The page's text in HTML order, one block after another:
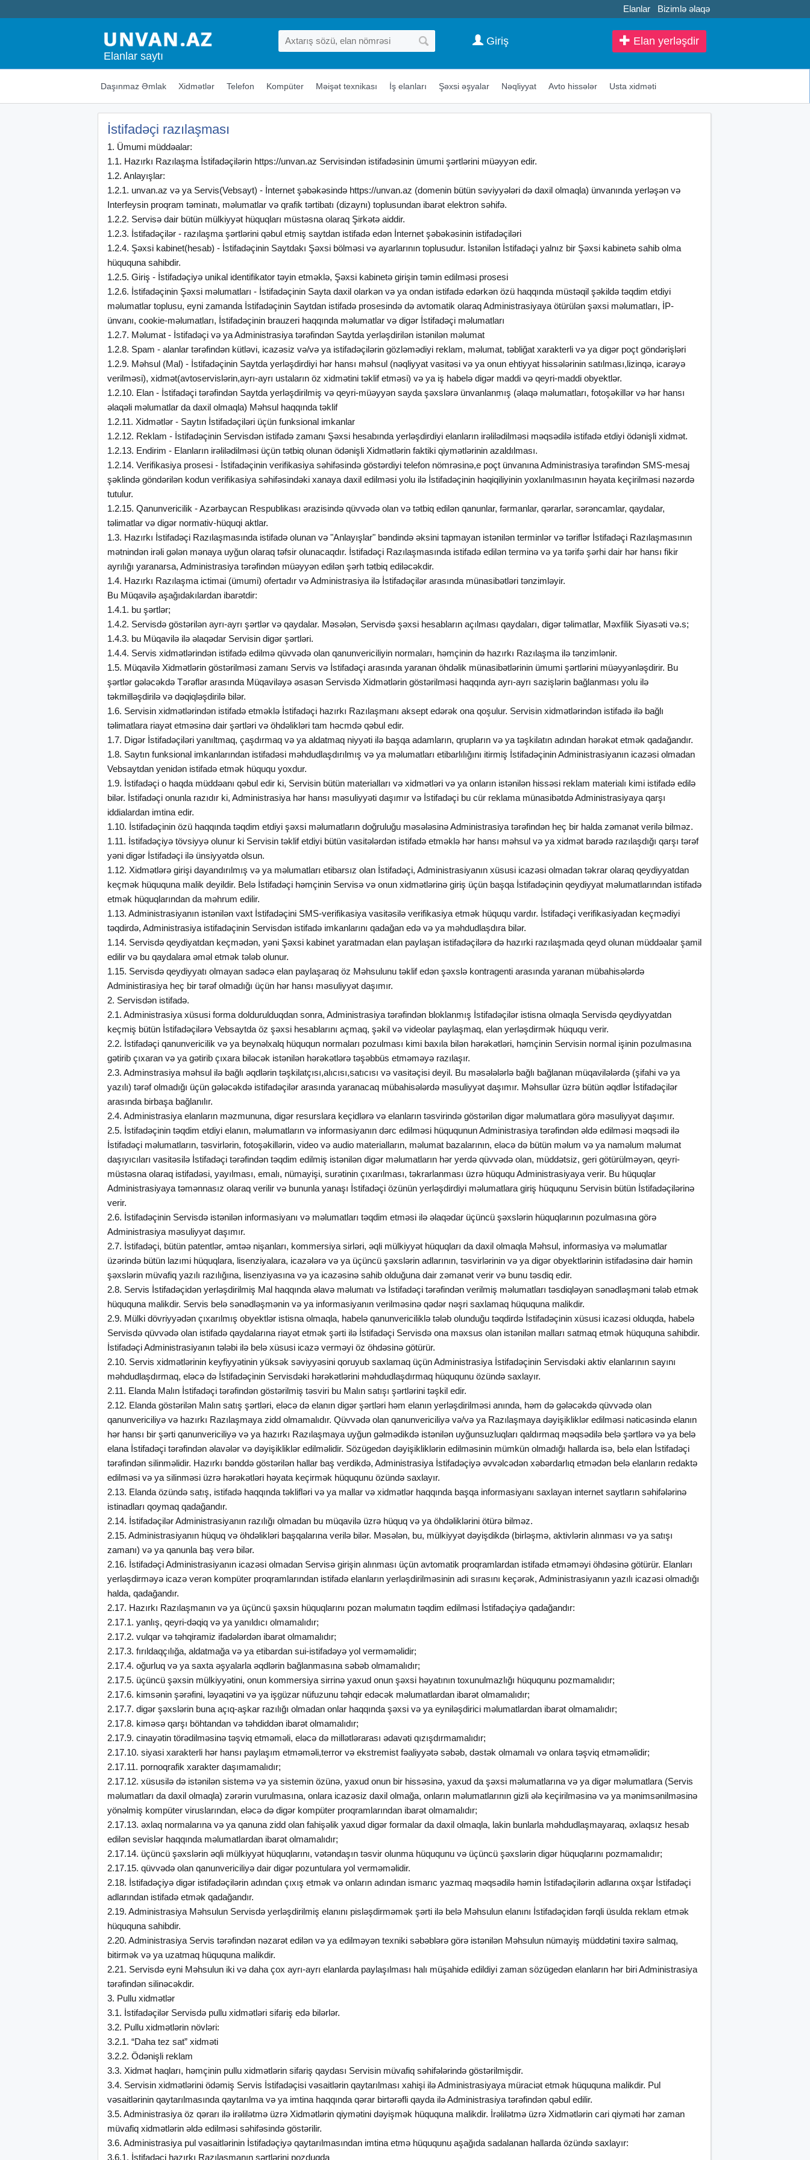
Elanlar Bizimlə əlaqə
Elanlar saytı
Elan yerləşdir
Giriş
Daşınmaz Əmlak Xidmətlər Telefon Kompüter Məişət texnikası İş elanları Şəxsi əşyalar Nəqliyyat Avto hissələr Usta xidməti
İstifadəçi razılaşması
1. Ümumi müddəalar:
1.1. Hazırkı Razılaşma İstifadəçilərin https://unvan.az Servisindən istifadəsinin ümumi şərtlərini müəyyən edir.
1.2. Anlayışlar:
1.2.1. unvan.az və ya Servis(Vebsayt) - İnternet şəbəkəsində https://unvan.az (domenin bütün səviyyələri də daxil olmaqla) ünvanında yerləşən və
Interfeysin proqram təminatı, məlumatlar və qrafik tərtibatı (dizaynı) toplusundan ibarət elektron səhifə.
1.2.2. Servisə dair bütün mülkiyyət hüquqları müstəsna olaraq Şirkətə aiddir.
1.2.3. İstifadəçilər - razılaşma şərtlərini qəbul etmiş saytdan istifadə edən İnternet şəbəkəsinin istifadəçiləri
1.2.4. Şəxsi kabinet(hesab) - İstifadəçinin Saytdakı Şəxsi bölməsi və ayarlarının toplusudur. İstənilən İstifadəçi yalnız bir Şəxsi kabinetə sahib olma
hüququna sahibdir.
1.2.5. Giriş - İstifadəçiyə unikal identifikator təyin etməklə, Şəxsi kabinetə girişin təmin edilməsi prosesi
1.2.6. İstifadəçinin Şəxsi məlumatları - İstifadəçinin Sayta daxil olarkən və ya ondan istifadə edərkən özü haqqında müstəqil şəkildə təqdim etdiyi
məlumatlar toplusu, eyni zamanda İstifadəçinin Saytdan istifadə prosesində də avtomatik olaraq Administrasiyaya ötürülən şəxsi məlumatları, İP-
ünvanı, cookie-məlumatları, İstifadəçinin brauzeri haqqında məlumatlar və digər İstifadəçi məlumatları
1.2.7. Məlumat - İstifadəçi və ya Administrasiya tərəfindən Saytda yerləşdirilən istənilən məlumat
1.2.8. Spam - alanlar tərəfindən kütləvi, icazəsiz və/və ya istifadəçilərin gözləmədiyi reklam, məlumat, təbliğat xarakterli və ya digər poçt göndərişləri
1.2.9. Məhsul (Mal) - İstifadəçinin Saytda yerləşdirdiyi hər hansı məhsul (nəqliyyat vasitəsi və ya onun ehtiyyat hissələrinin satılması,lizinqə, icarəyə
verilməsi), xidmət(avtoservislərin,ayrı-ayrı ustaların öz xidmətini təklif etməsi) və ya iş habelə digər maddi və qeyri-maddi obyektlər.
1.2.10. Elan - İstifadəçi tərəfindən Saytda yerləşdirilmiş və qeyri-müəyyən sayda şəxslərə ünvanlanmış (əlaqə məlumatları, fotoşəkillər və hər hansı
əlaqəli məlumatlar da daxil olmaqla) Məhsul haqqında təklif
1.2.11. Xidmətlər - Saytın İstifadəçiləri üçün funksional imkanlar
1.2.12. Reklam - İstifadəçinin Servisdən istifadə zamanı Şəxsi hesabında yerləşdirdiyi elanların irəlilədilməsi məqsədilə istifadə etdiyi ödənişli xidmət.
1.2.13. Endirim - Elanların irəlilədilməsi üçün tətbiq olunan ödənişli Xidmətlərin faktiki qiymətlərinin azaldılması.
1.2.14. Verifikasiya prosesi - İstifadəçinin verifikasiya səhifəsində göstərdiyi telefon nömrəsinə,e poçt ünvanına Administrasiya tərəfindən SMS-mesaj
şəklində göndərilən kodun verifikasiya səhifəsindəki xanaya daxil edilməsi yolu ilə İstifadəçinin həqiqiliyinin yoxlanılmasının həyata keçirilməsi nəzərdə
tutulur.
1.2.15. Qanunvericilik - Azərbaycan Respublikası ərazisində qüvvədə olan və tətbiq edilən qanunlar, fərmanlar, qərarlar, sərəncamlar, qaydalar,
təlimatlar və digər normativ-hüquqi aktlar.
1.3. Hazırkı İstifadəçi Razılaşmasında istifadə olunan və "Anlayışlar" bəndində əksini tapmayan istənilən terminlər və təriflər İstifadəçi Razılaşmasının
mətnindən irəli gələn mənaya uyğun olaraq təfsir olunacaqdır. İstifadəçi Razılaşmasında istifadə edilən terminə və ya tərifə şərhi dair hər hansı fikir
ayrılığı yaranarsa, Administrasiya tərəfindən müəyyən edilən şərh tətbiq ediləcəkdir.
1.4. Hazırkı Razılaşma ictimai (ümumi) ofertadır və Administrasiya ilə İstifadəçilər arasında münasibətləri tənzimləyir.
Bu Müqavilə aşağıdakılardan ibarətdir:
1.4.1. bu şərtlər;
1.4.2. Servisdə göstərilən ayrı-ayrı şərtlər və qaydalar. Məsələn, Servisdə şəxsi hesabların açılması qaydaları, digər təlimatlar, Məxfilik Siyasəti və.s;
1.4.3. bu Müqavilə ilə əlaqədar Servisin digər şərtləri.
1.4.4. Servis xidmətlərindən istifadə edilmə qüvvədə olan qanunvericiliyin normaları, həmçinin də hazırkı Razılaşma ilə tənzimlənir.
1.5. Müqavilə Xidmətlərin göstərilməsi zamanı Servis və İstifadəçi arasında yaranan öhdəlik münasibətlərinin ümumi şərtlərini müəyyənləşdirir. Bu
şərtlər gələcəkdə Tərəflər arasında Müqaviləyə əsasən Servisdə Xidmətlərin göstərilməsi haqqında ayrı-ayrı sazişlərin bağlanması yolu ilə
təkmilləşdirilə və dəqiqləşdirilə bilər.
1.6. Servisin xidmətlərindən istifadə etməklə İstifadəçi hazırkı Razılaşmanı aksept edərək ona qoşulur. Servisin xidmətlərindən istifadə ilə bağlı
təlimatlara riayət etməsinə dair şərtləri və öhdəlikləri tam həcmdə qəbul edir.
1.7. Digər İstifadəçiləri yanıltmaq, çaşdırmaq və ya aldatmaq niyyəti ilə başqa adamların, qrupların və ya təşkilatın adından hərəkət etmək qadağandır.
1.8. Saytın funksional imkanlarından istifadəsi məhdudlaşdırılmış və ya məlumatları etibarlılığını itirmiş İstifadəçinin Administrasiyanın icazəsi olmadan
Vebsaytdan yenidən istifadə etmək hüququ yoxdur.
1.9. İstifadəçi o haqda müddəanı qəbul edir ki, Servisin bütün materialları və xidmətləri və ya onların istənilən hissəsi reklam materialı kimi istifadə edilə
bilər. İstifadəçi onunla razıdır ki, Administrasiya hər hansı məsuliyyəti daşımır və İstifadəçi bu cür reklama münasibətdə Administrasiyaya qarşı
iddialardan imtina edir.
1.10. İstifadəçinin özü haqqında təqdim etdiyi şəxsi məlumatların doğruluğu məsələsinə Administrasiya tərəfindən heç bir halda zəmanət verilə bilməz.
1.11. İstifadəçiyə tövsiyyə olunur ki Servisin təklif etdiyi bütün vasitələrdən istifadə etməklə hər hansı məhsul və ya xidmət barədə razılaşdığı qarşı tərəf
yəni digər İstifadəçi ilə ünsiyyətdə olsun.
1.12. Xidmətlərə girişi dayandırılmış və ya məlumatları etibarsız olan İstifadəçi, Administrasiyanın xüsusi icazəsi olmadan təkrar olaraq qeydiyyatdan
keçmək hüququna malik deyildir. Belə İstifadəçi həmçinin Servisə və onun xidmətlərinə giriş üçün başqa İstifadəçinin qeydiyyat məlumatlarından istifadə
etmək hüquqlarından da məhrum edilir.
1.13. Administrasiyanın istənilən vaxt İstifadəçini SMS-verifikasiya vasitəsilə verifikasiya etmək hüququ vardır. İstifadəçi verifikasiyadan keçmədiyi
təqdirdə, Administrasiya istifadəçinin Servisdən istifadə imkanlarını qadağan edə və ya məhdudlaşdıra bilər.
1.14. Servisdə qeydiyatdan keçmədən, yəni Şəxsi kabinet yaratmadan elan paylaşan istifadəçilərə də hazırki razılaşmada qeyd olunan müddəalar şamil
edilir və bu qaydalara əməl etmək tələb olunur.
1.15. Servisdə qeydiyyatı olmayan sadəcə elan paylaşaraq öz Məhsulunu təklif edən şəxslə kontragenti arasında yaranan mübahisələrdə
Administirasiya heç bir tərəf olmadığı üçün hər hansı məsuliyyət daşımır.
2. Servisdən istifadə.
2.1. Administrasiya xüsusi forma doldurulduqdan sonra, Administrasiya tərəfindən bloklanmış İstifadəçilər istisna olmaqla Servisdə qeydiyyatdan
keçmiş bütün İstifadəçilərə Vebsaytda öz şəxsi hesablarını açmaq, şəkil və videolar paylaşmaq, elan yerləşdirmək hüququ verir.
2.2. İstifadəçi qanunvericilik və ya beynəlxalq hüququn normaları pozulması kimi baxıla bilən hərəkətləri, həmçinin Servisin normal işinin pozulmasına
gətirib çıxaran və ya gətirib çıxara biləcək istənilən hərəkətlərə təşəbbüs etməməyə razılaşır.
2.3. Adminstrasiya məhsul ilə bağlı əqdlərin təşkilatçısı,alıcısı,satıcısı və vasitəçisi deyil. Bu məsələlərlə bağlı bağlanan müqavilələrdə (şifahi və ya
yazılı) tərəf olmadığı üçün gələcəkdə istifadəçilər arasında yaranacaq mübahisələrdə məsuliyyət daşımır. Məhsullar üzrə bütün əqdlər İstifadəçilər
arasında birbaşa bağlanılır.
2.4. Administrasiya elanların məzmununa, digər resurslara keçidlərə və elanların təsvirində göstərilən digər məlumatlara görə məsuliyyət daşımır.
2.5. İstifadəçinin təqdim etdiyi elanın, məlumatların və informasiyanın dərc edilməsi hüququnun Administrasiya tərəfindən əldə edilməsi məqsədi ilə
İstifadəçi məlumatların, təsvirlərin, fotoşəkillərin, video və audio materialların, məlumat bazalarının, eləcə də bütün məlum və ya naməlum məlumat
daşıyıcıları vasitəsilə İstifadəçi tərəfindən təqdim edilmiş istənilən digər məlumatların hər yerdə qüvvədə olan, müddətsiz, geri götürülməyən, qeyri-
müstəsna olaraq istifadəsi, yayılması, emalı, nümayişi, surətinin çıxarılması, təkrarlanması üzrə hüququ Administrasiyaya verir. Bu hüquqlar
Administrasiyaya təmənnasız olaraq verilir və bununla yanaşı İstifadəçi özünün yerləşdirdiyi məlumatlara giriş hüququnu Servisin bütün İstifadəçilərinə
verir.
2.6. İstifadəçinin Servisdə istənilən informasiyanı və məlumatları təqdim etməsi ilə əlaqədar üçüncü şəxslərin hüquqlarının pozulmasına görə
Administrasiya məsuliyyət daşımır.
2.7. İstifadəçi, bütün patentlər, əmtəə nişanları, kommersiya sirləri, əqli mülkiyyət hüquqları da daxil olmaqla Məhsul, informasiya və məlumatlar
üzərində bütün lazımi hüquqlara, lisenziyalara, icazələrə və ya üçüncü şəxslərin adlarının, təsvirlərinin və ya digər obyektlərinin istifadəsinə dair həmin
şəxslərin müvafiq yazılı razılığına, lisenziyasına və ya icazəsinə sahib olduğuna dair zəmanət verir və bunu təsdiq edir.
2.8. Servis İstifadəçidən yerləşdirilmiş Mal haqqında əlavə məlumatı və İstifadəçi tərəfindən verilmiş məlumatları təsdiqləyən sənədləşməni tələb etmək
hüququna malikdir. Servis belə sənədləşmənin və ya informasiyanın verilməsinə qədər nəşri saxlamaq hüququna malikdir.
2.9. Mülki dövriyyədən çıxarılmış obyektlər istisna olmaqla, habelə qanunvericiliklə tələb olunduğu təqdirdə İstifadəçinin xüsusi icazəsi olduqda, habelə
Servisdə qüvvədə olan istifadə qaydalarına riayət etmək şərti ilə İstifadəçi Servisdə ona məxsus olan istənilən malları satmaq etmək hüququna sahibdir.
İstifadəçi Administrasiyanın tələbi ilə belə xüsusi icazə verməyi öz öhdəsinə götürür.
2.10. Servis xidmətlərinin keyfiyyətinin yüksək səviyyəsini qoruyub saxlamaq üçün Administrasiya İstifadəçinin Servisdəki aktiv elanlarının sayını
məhdudlaşdırmaq, eləcə də İstifadəçinin Servisdəki hərəkətlərini məhdudlaşdırmaq hüququnu özündə saxlayır.
2.11. Elanda Malın İstifadəçi tərəfindən göstərilmiş təsviri bu Malın satışı şərtlərini təşkil edir.
2.12. Elanda göstərilən Malın satış şərtləri, eləcə də elanın digər şərtləri həm elanın yerləşdirilməsi anında, həm də gələcəkdə qüvvədə olan
qanunvericiliyə və hazırkı Razılaşmaya zidd olmamalıdır. Qüvvədə olan qanunvericiliyə və/və ya Razılaşmaya dəyişikliklər edilməsi nəticəsində elanın
hər hansı bir şərti qanunvericiliyə və ya hazırkı Razılaşmaya uyğun gəlmədikdə istənilən uyğunsuzluqları qaldırmaq məqsədilə belə şərtlərə və ya belə
elana İstifadəçi tərəfindən əlavələr və dəyişikliklər edilməlidir. Sözügedən dəyişikliklərin edilməsinin mümkün olmadığı hallarda isə, belə elan İstifadəçi
tərəfindən silinməlidir. Hazırkı bənddə göstərilən hallar baş verdikdə, Administrasiya İstifadəçiyə əvvəlcədən xəbərdarlıq etmədən belə elanların redaktə
edilməsi və ya silinməsi üzrə hərəkətləri həyata keçirmək hüququnu özündə saxlayır.
2.13. Elanda özündə satış, istifadə haqqında təklifləri və ya mallar və xidmətlər haqqında başqa informasiyanı saxlayan internet saytların səhifələrinə
istinadları qoymaq qadağandır.
2.14. İstifadəçilər Administrasiyanın razılığı olmadan bu müqavilə üzrə hüquq və ya öhdəliklərini ötürə bilməz.
2.15. Administrasiyanın hüquq və öhdəlikləri başqalarına verilə bilər. Məsələn, bu, mülkiyyət dəyişdikdə (birləşmə, aktivlərin alınması və ya satışı
zamanı) və ya qanunla baş verə bilər.
2.16. İstifadəçi Administrasiyanın icazəsi olmadan Servisə girişin alınması üçün avtomatik proqramlardan istifadə etməməyi öhdəsinə götürür. Elanları
yerləşdirməyə icazə verən kompüter proqramlarından istifadə elanların yerləşdirilməsinin adi sırasını keçərək, Administrasiyanın yazılı icazəsi olmadığı
halda, qadağandır.
2.17. Hazırkı Razılaşmanın və ya üçüncü şəxsin hüquqlarını pozan məlumatın təqdim edilməsi İstifadəçiyə qadağandır:
2.17.1. yanlış, qeyri-dəqiq və ya yanıldıcı olmamalıdır;
2.17.2. vulqar və təhqiramiz ifadələrdən ibarət olmamalıdır;
2.17.3. fırıldaqçılığa, aldatmağa və ya etibardan sui-istifadəyə yol verməməlidir;
2.17.4. oğurluq və ya saxta əşyalarla əqdlərin bağlanmasına səbəb olmamalıdır;
2.17.5. üçüncü şəxsin mülkiyyətini, onun kommersiya sirrinə yaxud onun şəxsi həyatının toxunulmazlığı hüququnu pozmamalıdır;
2.17.6. kimsənin şərəfini, ləyaqətini və ya işgüzar nüfuzunu təhqir edəcək məlumatlardan ibarət olmamalıdır;
2.17.7. digər şəxslərin buna açıq-aşkar razılığı olmadan onlar haqqında şəxsi və ya eyniləşdirici məlumatlardan ibarət olmamalıdır;
2.17.8. kiməsə qarşı böhtandan və təhdiddən ibarət olmamalıdır;
2.17.9. cinayətin törədilməsinə təşviq etməməli, eləcə də millətlərarası ədavəti qızışdırmamalıdır;
2.17.10. siyasi xarakterli hər hansı paylaşım etməməli,terror və ekstremist fəaliyyətə səbəb, dəstək olmamalı və onlara təşviq etməməlidir;
2.17.11. pornoqrafik xarakter daşımamalıdır;
2.17.12. xüsusilə də istənilən sistemə və ya sistemin özünə, yaxud onun bir hissəsinə, yaxud da şəxsi məlumatlarına və ya digər məlumatlara (Servis
məlumatları da daxil olmaqla) zərərin vurulmasına, onlara icazəsiz daxil olmağa, onların məlumatlarının gizli ələ keçirilməsinə və ya mənimsənilməsinə
yönəlmiş kompüter viruslarından, eləcə də digər kompüter proqramlarından ibarət olmamalıdır;
2.17.13. əxlaq normalarına və ya qanuna zidd olan fahişəlik yaxud digər formalar da daxil olmaqla, lakin bunlarla məhdudlaşmayaraq, əxlaqsız hesab
edilən sevislər haqqında məlumatlardan ibarət olmamalıdır;
2.17.14. üçüncü şəxslərin əqli mülkiyyət hüquqlarını, vətəndaşın təsvir olunma hüququnu və üçüncü şəxslərin digər hüquqlarını pozmamalıdır;
2.17.15. qüvvədə olan qanunvericiliyə dair digər pozuntulara yol verməməlidir.
2.18. İstifadəçiyə digər istifadəçilərin adından çıxış etmək və onların adından ismarıc yazmaq məqsədilə həmin İstifadəçilərin adlarına oxşar İstifadəçi
adlarından istifadə etmək qadağandır.
2.19. Administrasiya Məhsulun Servisdə yerləşdirilmiş elanını pisləşdirməmək şərti ilə belə Məhsulun elanını İstifadəçidən fərqli üsulda reklam etmək
hüququna sahibdir.
2.20. Administrasiya Servis tərəfindən nəzarət edilən və ya edilməyən texniki səbəblərə görə istənilən Məhsulun nümayiş müddətini təxirə salmaq,
bitirmək və ya uzatmaq hüququna malikdir.
2.21. Servisdə eyni Məhsulun iki və daha çox ayrı-ayrı elanlarda paylaşılması halı müşahidə edildiyi zaman sözügedən elanların hər biri Administrasiya
tərəfindən silinəcəkdir.
3. Pullu xidmətlər
3.1. İstifadəçilər Servisdə pullu xidmətləri sifariş edə bilərlər.
3.2. Pullu xidmətlərin növləri:
3.2.1. “Daha tez sat” xidməti
3.2.2. Ödənişli reklam
3.3. Xidmət haqları, həmçinin pullu xidmətlərin sifariş qaydası Servisin müvafiq səhifələrində göstərilmişdir.
3.4. Servisin xidmətlərini ödəmiş Servis İstifadəçisi vəsaitlərin qaytarılması xahişi ilə Administrasiyaya müraciət etmək hüququna malikdir. Pul
vəsaitlərinin qaytarılmasında qaytarılma və ya imtina haqqında qərar birtərəfli qayda ilə Administrasiya tərəfindən qəbul edilir.
3.5. Administrasiya öz qərarı ilə irəlilətmə üzrə Xidmətlərin qiymətini dəyişmək hüququna malikdir. İrəlilətmə üzrə Xidmətlərin cari qiyməti hər zaman
müvafiq xidmətlərin əldə edilməsi səhifəsində göstərilir.
3.6. Administrasiya pul vəsaitlərinin İstifadəçiyə qaytarılmasından imtina etmə hüququnu aşağıda sadalanan hallarda özündə saxlayır:
3.6.1. İstifadəçi hazırkı Razılaşmanın şərtlərini pozduqda